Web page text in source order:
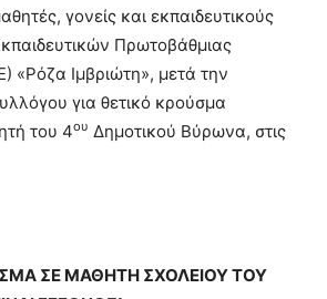
γονείς και εκπαιδευτικούς
Πρωτοβάθμιας
«Ρόζα Ιμβριώτη», μετά την
για θετικό κρούσμα
του 4ου Δημοτικού Βύρωνα, στις
ΣΕ ΜΑΘΗΤΗ ΣΧΟΛΕΙΟΥ ΤΟΥ